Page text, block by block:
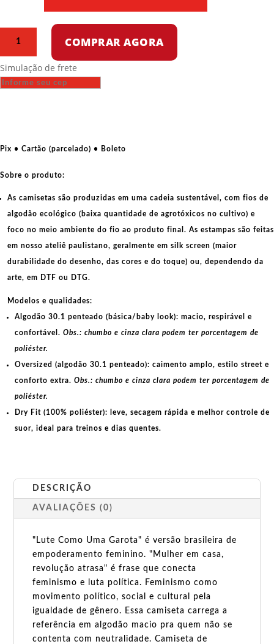
-
Mucha
COMPRAR AGORA
Simulação de frete
Pix • Cartão (parcelado) • Boleto
Sobre o produto:
As camisetas são produzidas em uma cadeia sustentável, com fios de
algodão ecológico (baixa quantidade de agrotóxicos no cultivo) e
foco no meio ambiente do fio ao produto final. As estampas são feitas
em nosso ateliê paulistano, geralmente em silk screen (maior
durabilidade do desenho, das cores e do toque) ou, dependendo da
arte, em DTF ou DTG.
Modelos e qualidades:
Algodão 30.1 penteado (básica/baby look): macio, respirável e
confortável. Obs.: chumbo e cinza clara podem ter porcentagem de
poliéster.
Oversized (algodão 30.1 penteado): caimento amplo, estilo street e
conforto extra. Obs.: chumbo e cinza clara podem ter porcentagem de
poliéster.
Dry Fit (100% poliéster): leve, secagem rápida e melhor controle de
suor, ideal para treinos e dias quentes.
DESCRIÇÃO
AVALIAÇÕES (0)
"Lute Como Uma Garota" é versão brasileira de
empoderamento feminino. "Mulher em casa,
revolução atrasa" é frase que conecta
feminismo e luta política. Feminismo como
movimento político, social e cultural pela
igualdade de gênero. Essa camiseta carrega a
referência em algodão macio pra quem não se
contenta com neutralidade. Camiseta de